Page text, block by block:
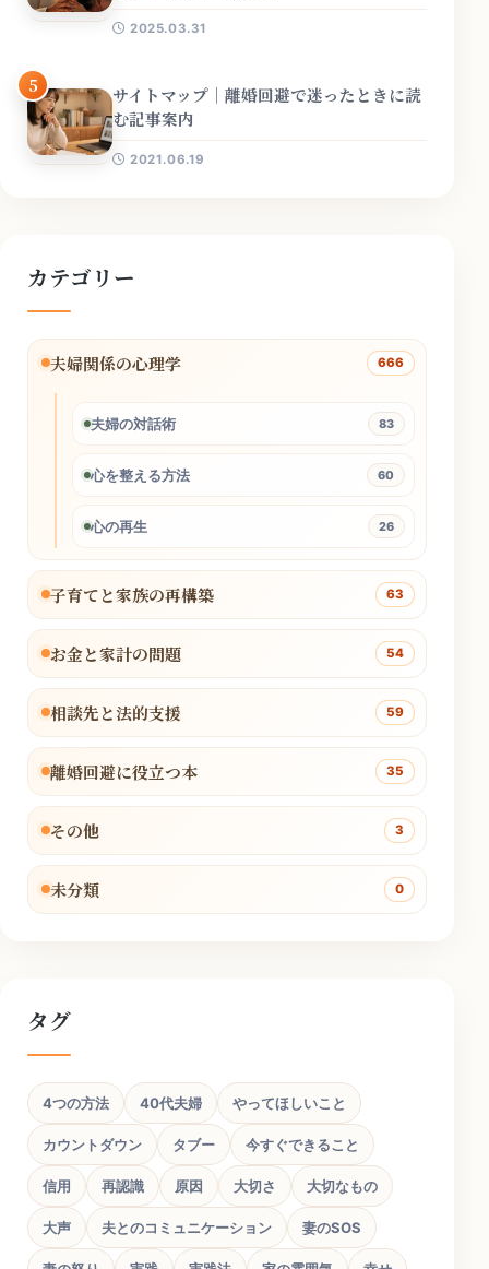
2025.03.31
5
サイトマップ｜離婚回避で迷ったときに読
む記事案内
2021.06.19
カテゴリー
夫婦関係の心理学 666
夫婦の対話術 83
心を整える方法 60
心の再生 26
子育てと家族の再構築 63
お金と家計の問題 54
相談先と法的支援 59
離婚回避に役立つ本 35
その他 3
未分類 0
タグ
4つの方法 40代夫婦 やってほしいこと
カウントダウン タブー 今すぐできること
信用 再認識 原因 大切さ 大切なもの
大声 夫とのコミュニケーション 妻のSOS